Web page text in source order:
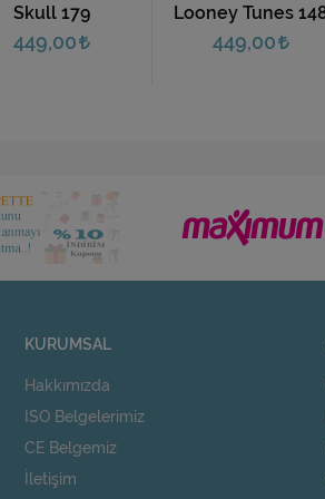
Tunes 148
449,00
Skull 195
449,00
KURUMSAL
Hakkımızda
ISO Belgelerimiz
CE Belgemiz
İletişim